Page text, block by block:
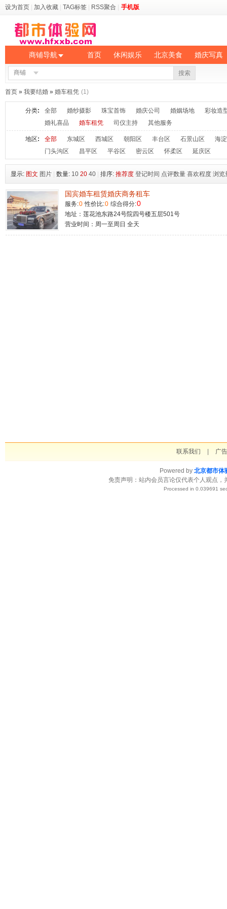
设为首页 加入收藏 TAG标签 RSS聚合 手机版
商铺导航 首页 休闲娱乐 北京美食 婚庆写真
商铺 搜索
首页 » 我要结婚 » 婚车租凭 (1)
分类: 全部 婚纱摄影 珠宝首饰 婚庆公司 婚姻场地
彩妆造
婚礼喜品
婚车租凭 司仪主持 其他服务
地区: 全部 东城区 西城区 朝阳区 丰台区 石景山区
海
门头沟区
昌平区 平谷区 密云区 怀柔区 延庆区
显示: 图文 图片 数量: 10 20 40 排序: 推荐度 登记时间 点评数量 喜欢程度 浏览
国宾婚车租赁婚庆商务租车
服务:0 性价比:0 综合得分:0
地址：莲花池东路24号院四号楼五层501号
营业时间：周一至周日 全天
联系我们 | 广
Powered by 北京都市体
免责声明：站内会员言论仅代表个人观点
Processed in 0.039691